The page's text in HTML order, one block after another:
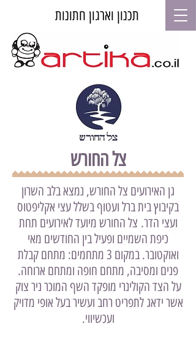
תכנון וארגון חתונות
צל החורש
גן האירועים צל החורש, נמצא בלב השרון
בקיבוץ בית ברל ועטוף בשלל עצי אקליפטוס
ועצי הדר. צל החורש מיועד לאירועים תחת
כיפת השמיים ופעיל בין החודשים מאי
ואוקטובר. במקום 3 מתחמים: מתחם קבלת
פנים ומסיבה, מתחם חופה ומתחם ארוחה.
על הצד הקולינרי מופקד השף המוכר ניר צוק
אשר ידאג לתפריט רחב ועשיר בעל אופי מדויק
ועכשיווי.